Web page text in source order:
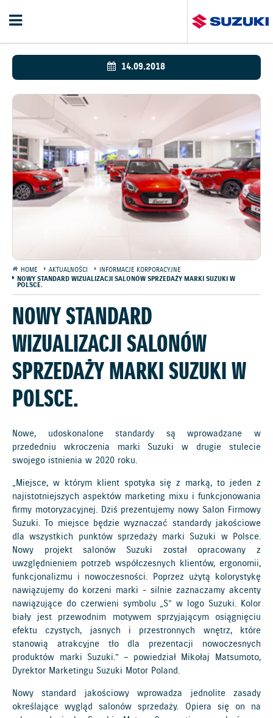
14.09.2018
HOME AKTUALNOŚCI
INFORMACJE KORPORACYJNE
NOWY STANDARD WIZUALIZACJI SALONÓW SPRZEDAŻY MARKI SUZUKI W
POLSCE.
NOWY STANDARD
WIZUALIZACJI SALONÓW
SPRZEDAŻY MARKI SUZUKI W
POLSCE.
Nowe, udoskonalone standardy są wprowadzane w
przededniu wkroczenia marki Suzuki w drugie stulecie
swojego istnienia w 2020 roku.
„Miejsce, w którym klient spotyka się z marką, to jeden z
najistotniejszych aspektów marketing mixu i funkcjonowania
firmy motoryzacyjnej. Dziś prezentujemy nowy Salon Firmowy
Suzuki. To miejsce będzie wyznaczać standardy jakościowe
dla wszystkich punktów sprzedaży marki Suzuki w Polsce.
Nowy projekt salonów Suzuki został opracowany z
uwzględnieniem potrzeb współczesnych klientów, ergonomii,
funkcjonalizmu i nowoczesności. Poprzez użytą kolorystykę
nawiązujemy do korzeni marki - silnie zaznaczamy akcenty
nawiązujące do czerwieni symbolu „S” w logo Suzuki. Kolor
biały jest przewodnim motywem sprzyjającym osiągnięciu
efektu czystych, jasnych i przestronnych wnętrz, które
stanowią atrakcyjne tło dla prezentacji nowoczesnych
produktów marki Suzuki.” – powiedział Mikołaj Matsumoto,
Dyrektor Marketingu Suzuki Motor Poland.
Nowy standard jakościowy wprowadza jednolite zasady
określające wygląd salonów sprzedaży. Opiera się on na